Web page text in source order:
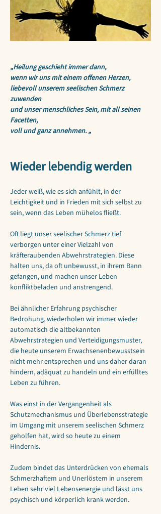
„Heilung geschieht immer dann,
wenn wir uns mit einem offenen Herzen,
liebevoll unserem seelischen Schmerz
zuwenden
und unser menschliches Sein, mit all seinen
Facetten,
voll und ganz annehmen. „
Wieder lebendig werden
Jeder weiß, wie es sich anfühlt, in der
Leichtigkeit und in Frieden mit sich selbst zu
sein, wenn das Leben mühelos fließt.
Oft liegt unser seelischer Schmerz tief
verborgen unter einer Vielzahl von
kräfteraubenden Abwehrstrategien. Diese
halten uns, da oft unbewusst, in ihrem Bann
gefangen, und machen unser Leben
konfliktbeladen und anstrengend.
Bei ähnlicher Erfahrung psychischer
Bedrohung, wiederholen wir immer wieder
automatisch die altbekannten
Abwehrstrategien und Verteidigungsmuster,
die heute unserem Erwachsenenbewusstsein
nicht mehr entsprechen und uns daher daran
hindern, adäquat zu handeln und ein erfülltes
Leben zu führen.
Was einst in der Vergangenheit als
Schutzmechanismus und Überlebensstrategie
im Umgang mit unserem seelischen Schmerz
geholfen hat, wird so heute zu einem
Hindernis.
Zudem bindet das Unterdrücken von ehemals
Schmerzhaftem und Unerlöstem in unserem
Leben sehr viel Lebensenergie und lässt uns
psychisch und körperlich krank werden.